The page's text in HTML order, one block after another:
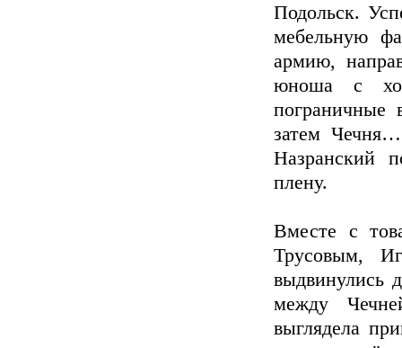
Подольск.
мебельную
армию,
юноша с
пограничные
затем
Назранский
плену.
Вместе с
Трусовым,
выдвинулись
между
выглядела